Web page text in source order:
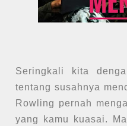
Seringkali kita
tentang susahnya
Rowling pernah
yang kamu kuasai.